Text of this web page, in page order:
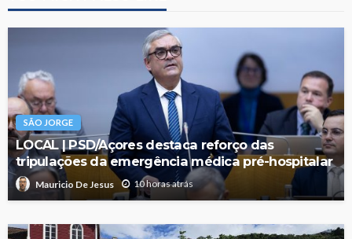
SÃO JORGE
LOCAL | PSD/Açores destaca reforço das
tripulações da emergência médica pré-hospitalar
Mauricio De Jesus 10 horas atrás